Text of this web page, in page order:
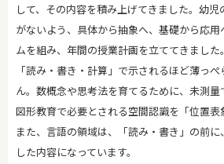
して、その内容を積み上げてきました。幼
がないよう、具体から抽象へ、基礎から応
ムを組み、年間の授業計画を立ててきました
「読み・書き・計算」で示されるほど薄っ
ん。数概念や思考法を育てるために、未測量
図形教育で必要とされる空間認識を「位置表
また、言語の領域は、「読み・書き」の前
した内容になっています。